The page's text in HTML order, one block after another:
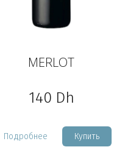
MERLOT
140 Dh
Подробнее Купить